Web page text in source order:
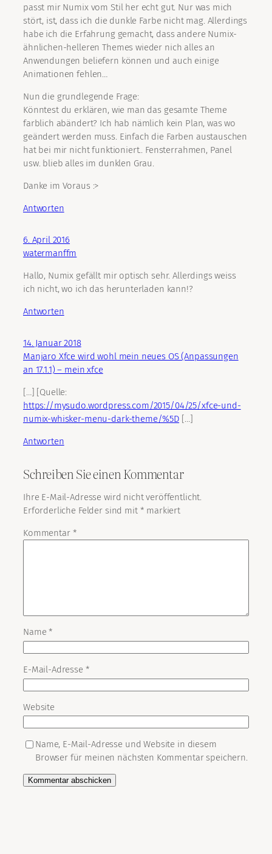
passt mir Numix vom Stil her echt gut. Nur was mich
stört, ist, dass ich die dunkle Farbe nicht mag. Allerdings
habe ich die Erfahrung gemacht, dass andere Numix-
ähnlichen-helleren Themes wieder nich alles an
Anwendungen beliefern können und auch einige
Animationen fehlen…
Nun die grundlegende Frage:
Könntest du erklären, wie man das gesamte Theme
farblich abändert? Ich hab nämlich kein Plan, was wo
geändert werden muss. Einfach die Farben austauschen
hat bei mir nicht funktioniert.. Fensterrahmen, Panel
usw. blieb alles im dunklen Grau.
Danke im Voraus :>
Antworten
6. April 2016
watermanffm
Hallo, Numix gefällt mir optisch sehr. Allerdings weiss
ich nicht, wo ich das herunterladen kann!?
Antworten
14. Januar 2018
Manjaro Xfce wird wohl mein neues OS (Anpassungen
an 17.1.1) – mein xfce
[…] [Quelle:
https://mysudo.wordpress.com/2015/04/25/xfce-und-
numix-whisker-menu-dark-theme/%5D […]
Antworten
Schreiben Sie einen Kommentar
Ihre E-Mail-Adresse wird nicht veröffentlicht.
Erforderliche Felder sind mit * markiert
Kommentar *
Name*
E-Mail-Adresse *
Website
Name, E-Mail-Adresse und Website in diesem
Browser für meinen nächsten Kommentar speichern.